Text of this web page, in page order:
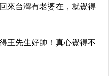
來台灣有老婆在，就覺得
王先生好帥！真心覺得不